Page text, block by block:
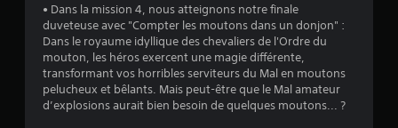
)
• Dans la mission 4, nous atteignons notre finale
duveteuse avec "Compter les moutons dans un donjon" :
Dans le royaume idyllique des chevaliers de l'Ordre du
mouton, les héros exercent une magie différente,
transformant vos horribles serviteurs du Mal en moutons
pelucheux et bêlants. Mais peut-être que le Mal amateur
d’explosions aurait bien besoin de quelques moutons... ?